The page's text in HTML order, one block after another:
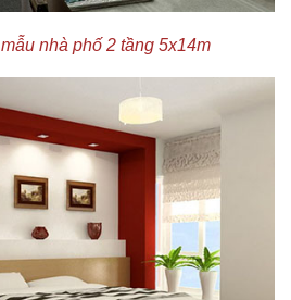
mẫu nhà phố 2 tầng 5x14m